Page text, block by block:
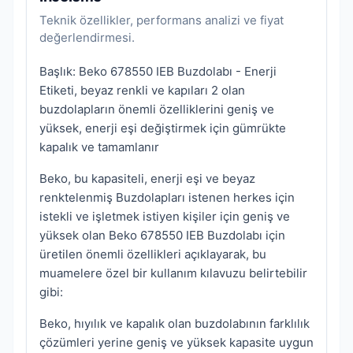
Teknik özellikler, performans analizi ve fiyat
değerlendirmesi.
Başlık: Beko 678550 IEB Buzdolabı - Enerji
Etiketi, beyaz renkli ve kapıları 2 olan
buzdolapların önemli özelliklerini geniş ve
yüksek, enerji eşi değiştirmek için gümrükte
kapalık ve tamamlanır
Beko, bu kapasiteli, enerji eşi ve beyaz
renktelenmiş Buzdolapları istenen herkes için
istekli ve işletmek istiyen kişiler için geniş ve
yüksek olan Beko 678550 IEB Buzdolabı için
üretilen önemli özellikleri açıklayarak, bu
muamelere özel bir kullanım kılavuzu belirtebilir
gibi:
Beko, hıyılık ve kapalık olan buzdolabının farklılık
çözümleri yerine geniş ve yüksek kapasite uygun